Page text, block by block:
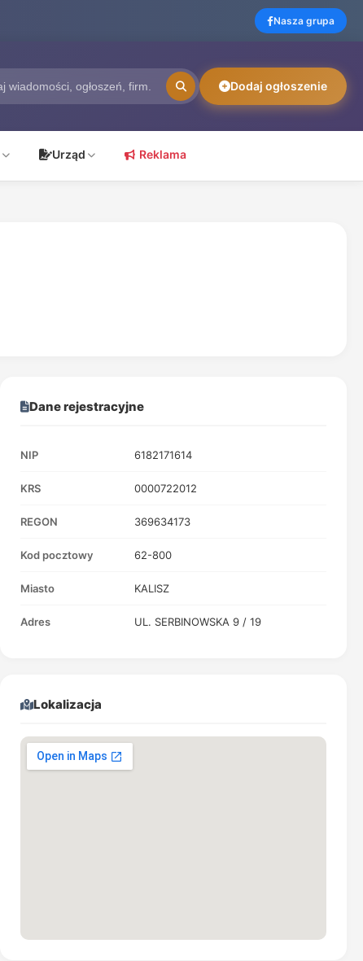
Nasza grupa
Dodaj ogłoszenie
Urząd Reklama
Dane rejestracyjne
NIP 6182171614
KRS 0000722012
REGON 369634173
Kod pocztowy 62-800
Miasto KALISZ
Adres UL. SERBINOWSKA 9 / 19
Lokalizacja